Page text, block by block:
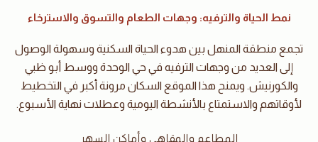
نمط الحياة والترفيه: وجهات الطعام والتسوق والاسترخاء
تجمع منطقة المنهل بين هدوء الحياة السكنية وسهولة الوصول
إلى العديد من وجهات الترفيه في حي الوحدة ووسط أبو ظبي
والكورنيش. ويمنح هذا الموقع السكان مرونة أكبر في التخطيط
لأوقاتهم والاستمتاع بالأنشطة اليومية وعطلات نهاية الأسبوع.
المطاعم والمقاهي وأماكن السهر